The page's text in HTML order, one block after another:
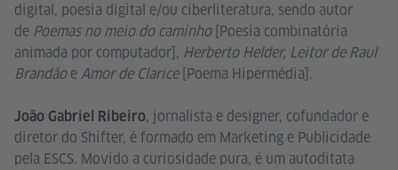
digital, poesia digital e/ou ciberliteratura, sendo autor
de Poemas no meio do caminho[Poesia combinatória
animada por computador], Herberto Helder, Leitor de Raul
BrandãoeAmor de Clarice[Poema Hipermédia].
João Gabriel Ribeiro, jornalista e designer, cofundador e
diretor do Shifter, é formado em Marketing e Publicidade
pela ESCS. Movido a curiosidade pura, é um autoditata